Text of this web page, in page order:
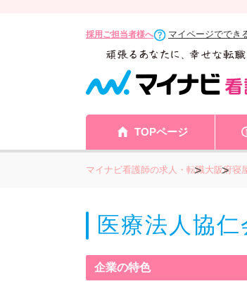
採用ご担当者様へ マイページででき
TOPページ
マイナビ看護師の求人・転職大阪府寝
医療法人協
企業の特色